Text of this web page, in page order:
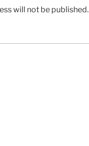
will not be published.